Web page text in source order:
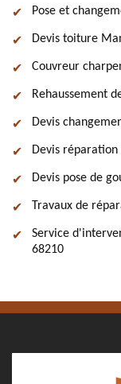
Pose et
Devis toiture
Couvreur
Rehaussement
Devis
Devis
Devis pose de
Travaux de
Service
68210